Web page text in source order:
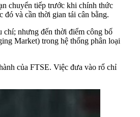
chuyển tiếp trước khi chính thức
và cần thời gian tái cân bằng.
chí; nhưng đến thời điểm công bố
Market) trong hệ thống phân loại
của FTSE. Việc đưa vào rổ chỉ